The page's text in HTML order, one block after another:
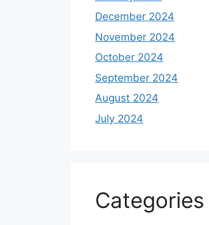
December 2024
November 2024
October 2024
September 2024
August 2024
July 2024
Categories